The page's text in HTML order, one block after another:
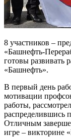
8 участников –
«Башнефть-
готовы
«Башнефть».
В первый день
мотивации
работы,
распределившись
Отличным
игре – викторине